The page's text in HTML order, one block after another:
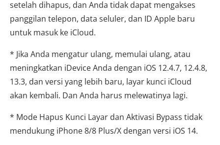
setelah dihapus, dan Anda tidak dapat mengakses
panggilan telepon, data seluler, dan ID Apple baru
untuk masuk ke iCloud.
* Jika Anda mengatur ulang, memulai ulang, atau
meningkatkan iDevice Anda dengan iOS 12.4.7, 12.4.8,
13.3, dan versi yang lebih baru, layar kunci iCloud
akan kembali. Dan Anda harus melewatinya lagi.
* Mode Hapus Kunci Layar dan Aktivasi Bypass tidak
mendukung iPhone 8/8 Plus/X dengan versi iOS 14.